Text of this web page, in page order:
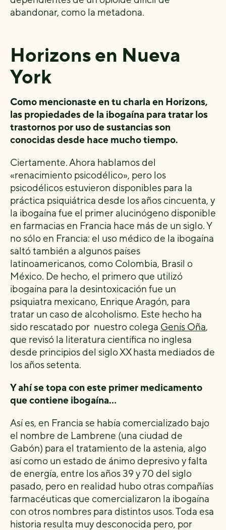
abandonar, como la metadona.
Horizons en Nueva
York
Como mencionaste en tu charla en Horizons,
las propiedades de la ibogaína para tratar los
trastornos por uso de sustancias son
conocidas desde hace mucho tiempo.
Ciertamente. Ahora hablamos del
«renacimiento psicodélico», pero los
psicodélicos estuvieron disponibles para la
práctica psiquiátrica desde los años cincuenta, y
la ibogaína fue el primer alucinógeno disponible
en farmacias en Francia hace más de un siglo. Y
no sólo en Francia: el uso médico de la ibogaína
saltó también a algunos países
latinoamericanos, como Colombia, Brasil o
México. De hecho, el primero que utilizó
ibogaína para la desintoxicación fue un
psiquiatra mexicano, Enrique Aragón, para
tratar un caso de alcoholismo. Este hecho ha
sido rescatado por nuestro colega Genís Oña,
que revisó la literatura científica no inglesa
desde principios del siglo XX hasta mediados de
los años setenta.
Y ahí se topa con este primer medicamento
que contiene ibogaína…
Así es, en Francia se había comercializado bajo
el nombre de Lambrene (una ciudad de
Gabón) para el tratamiento de la astenia, algo
así como un estado de ánimo depresivo y falta
de energía, entre los años 39 y 70 del siglo
pasado, pero en realidad hubo otras compañías
farmacéuticas que comercializaron la ibogaína
con otros nombres para distintos usos. Toda esa
historia resulta muy desconocida pero, por